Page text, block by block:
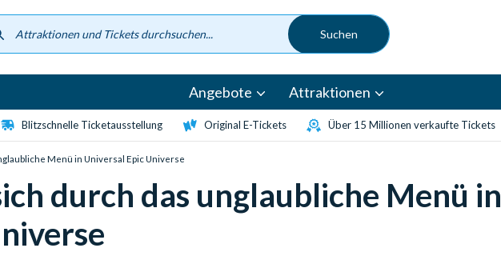
Angebote Attraktionen
Blitzschnelle Ticketausstellung Original E-Tickets Über 15 Millionen verkaufte Tickets
Menü in Universal Epic Universe
durch das unglaubliche Menü in